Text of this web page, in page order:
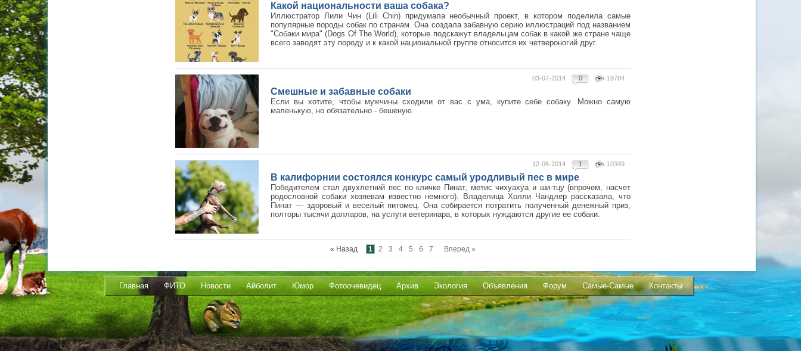
Какой национальности ваша собака?
Иллюстратор Лили Чин (Lili Chin) придумала необычный проект, в котором поделила самые
популярные породы собак по странам. Она создала забавную серию иллюстраций под названием
"Собаки мира" (Dogs Of The World), которые подскажут владельцам собак в какой же стране чаще
всего заводят эту породу и к какой национальной группе относится их четвероногий друг.
19784
0
03-07-2014
Смешные и забавные собаки
Если вы хотите, чтобы мужчины сходили от вас с ума, купите себе собаку. Можно самую
маленькую, но обязательно - бешеную.
10349
1
12-06-2014
В калифорнии состоялся конкурс самый уродливый пес в мире
Победителем стал двухлетний пес по кличке Пинат, метис чихуахуа и ши-тцу (впрочем, насчет
родословной собаки хозяевам известно немного). Владелица Холли Чандлер рассказала, что
Пинат — здоровый и веселый питомец. Она собирается потратить полученный денежный приз,
полторы тысячи долларов, на услуги ветеринара, в которых нуждаются другие ее собаки.
« Назад 1 2 3 4 5 6 7 Вперед »
Главная ФИТО Новости Айболит Юмор Фотоочевидец Архив Экология Объявления Форум Самые-Самые Контакты